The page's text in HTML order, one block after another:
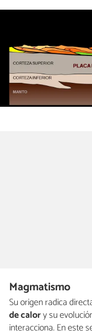
Magmatismo
Su origen radica
de calory su